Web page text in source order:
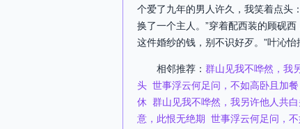
个爱了九年的男人许久，我笑着点
换了一个主人。”穿着配西装的顾砚
这件婚纱的钱，别不识好歹。”叶沁
相邻推荐： 群山见我不哗然，我
头 世事浮云何足问，不如高卧且加餐
休 群山见我不哗然，我另许他人共
意，此恨无绝期 世事浮云何足问，